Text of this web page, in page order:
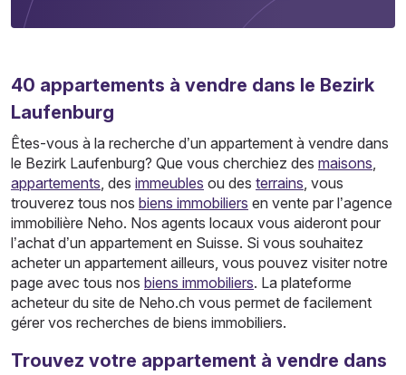
40 appartements à vendre dans le Bezirk
Laufenburg
Êtes-vous à la recherche d’un appartement à vendre dans
le Bezirk Laufenburg? Que vous cherchiez des maisons,
appartements, des immeubles ou des terrains, vous
trouverez tous nos biens immobiliers en vente par l’agence
immobilière Neho. Nos agents locaux vous aideront pour
l’achat d’un appartement en Suisse. Si vous souhaitez
acheter un appartement ailleurs, vous pouvez visiter notre
page avec tous nos biens immobiliers. La plateforme
acheteur du site de Neho.ch vous permet de facilement
gérer vos recherches de biens immobiliers.
Trouvez votre appartement à vendre dans